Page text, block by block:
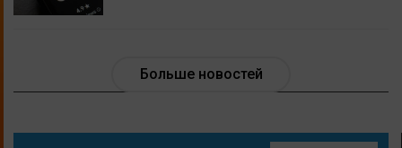
Больше новостей